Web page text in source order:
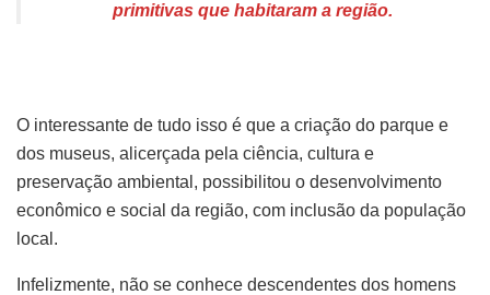
primitivas que habitaram a região.
O interessante de tudo isso é que a criação do parque e
dos museus, alicerçada pela ciência, cultura e
preservação ambiental, possibilitou o desenvolvimento
econômico e social da região, com inclusão da população
local.
Infelizmente, não se conhece descendentes dos homens